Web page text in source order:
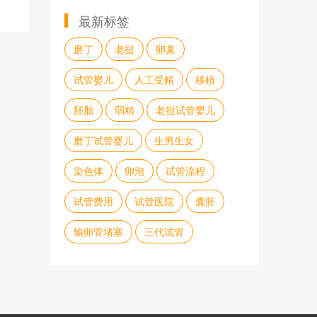
最新标签
磨丁 老挝 卵巢
试管婴儿 人工受精 移植
胚胎 弱精 老挝试管婴儿
磨丁试管婴儿 生男生女
染色体 卵泡 试管流程
试管费用 试管医院 囊胚
输卵管堵塞 三代试管